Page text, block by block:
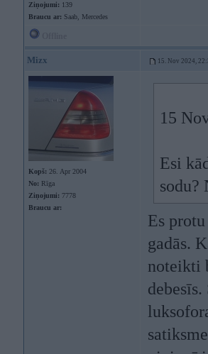
Ziņojumi: 139
Braucu ar: Saab, Mercedes
Mizx 15. Nov 2024,
Kopš: 26. Apr 2004
No: Rīga
Ziņojumi: 7778
Braucu ar:
15
Esi
sodu?
Es
gadās.
noteikti